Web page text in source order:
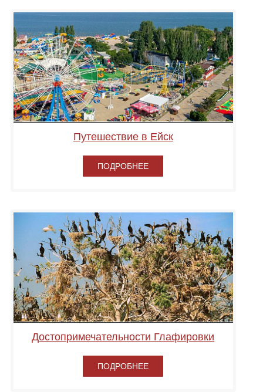
Путешествие в Ейск
ПОДРОБНЕЕ
Достопримечательности Глафировки
ПОДРОБНЕЕ